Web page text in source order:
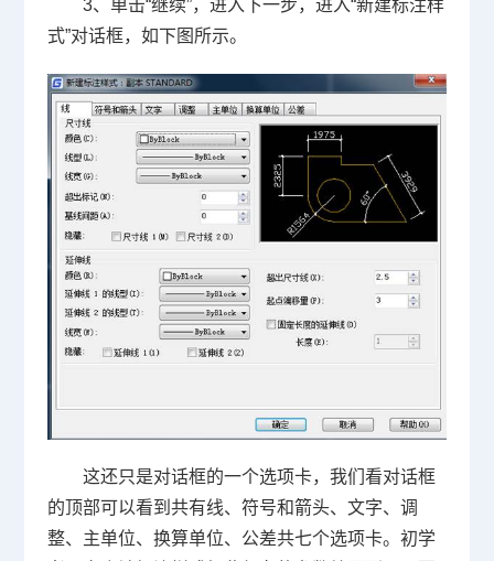
3、单击“继续”，进入下一步，进入“新建标注样
式”对话框，如下图所示。
这还只是对话框的一个选项卡，我们看对话框
的顶部可以看到共有线、符号和箭头、文字、调
整、主单位、换算单位、公差共七个选项卡。初学